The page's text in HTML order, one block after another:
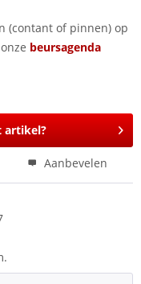
(contant of pinnen) op
beursagenda
artikel?
Aanbevelen